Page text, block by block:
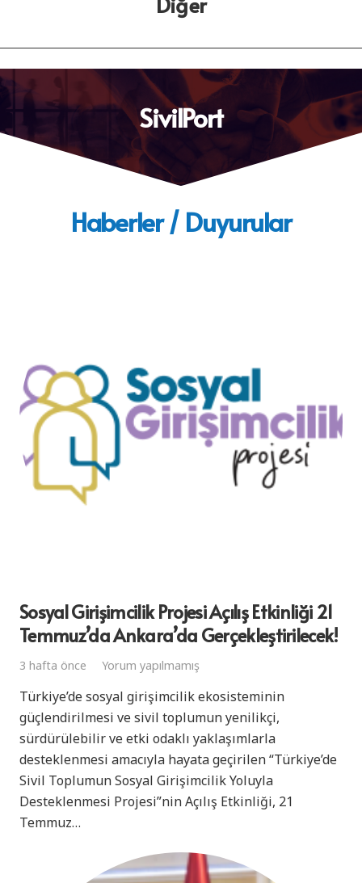
SivilPort
Haberler / Duyurular
Sosyal Girişimcilik Projesi Açılış Etkinliği 21
Temmuz’da Ankara’da Gerçekleştirilecek!
3 hafta önce Yorum yapılmamış
Türkiye’de sosyal girişimcilik ekosisteminin
güçlendirilmesi ve sivil toplumun yenilikçi,
sürdürülebilir ve etki odaklı yaklaşımlarla
desteklenmesi amacıyla hayata geçirilen “Türkiye’de
Sivil Toplumun Sosyal Girişimcilik Yoluyla
Desteklenmesi Projesi”nin Açılış Etkinliği, 21
Temmuz…